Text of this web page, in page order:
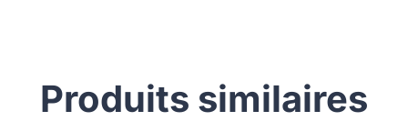
Produits similaires